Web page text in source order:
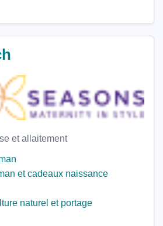
et allaitement
et cadeaux naissance
naturel et portage